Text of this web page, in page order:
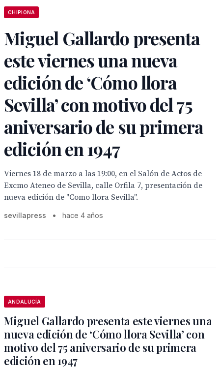
CHIPIONA
Miguel Gallardo presenta
este viernes una nueva
edición de ‘Cómo llora
Sevilla’ con motivo del 75
aniversario de su primera
edición en 1947
Viernes 18 de marzo a las 19:00, en el Salón de Actos de
Excmo Ateneo de Sevilla, calle Orfila 7, presentación de
nueva edición de "Como llora Sevilla".
sevillapress • hace 4 años
ANDALUCÍA
Miguel Gallardo presenta este viernes una
nueva edición de ‘Cómo llora Sevilla’ con
motivo del 75 aniversario de su primera
edición en 1947